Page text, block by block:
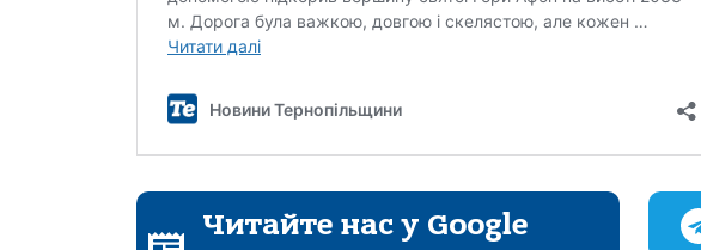
Читайте нас у Google